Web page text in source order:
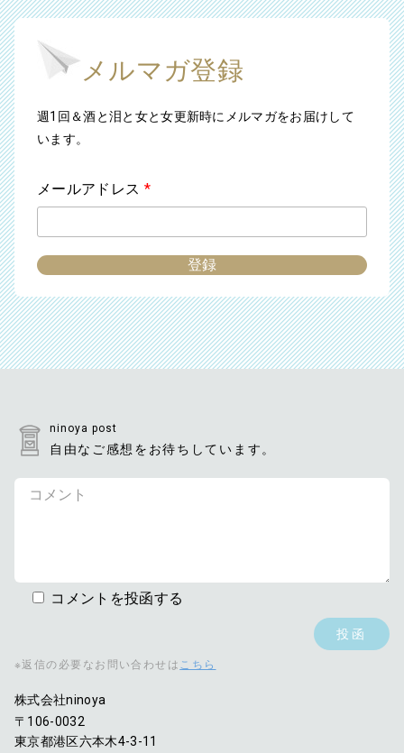
メルマガ登録
週1回＆酒と泪と女と女更新時にメルマガをお届けして
います。
メールアドレス *
ninoya post
自由なご感想をお待ちしています。
コメントを投函する
※返信の必要なお問い合わせは こちら
株式会社ninoya
〒106-0032
東京都港区六本木4-3-11